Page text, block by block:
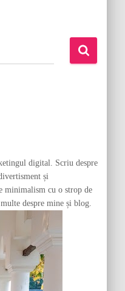
digital. Scriu despre
și
minimalism cu o strop de
despre mine și blog.